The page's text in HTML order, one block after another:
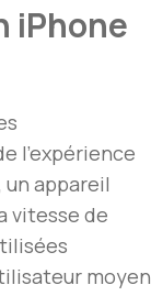
iPhone
l’expérience
appareil
vitesse de
moyen